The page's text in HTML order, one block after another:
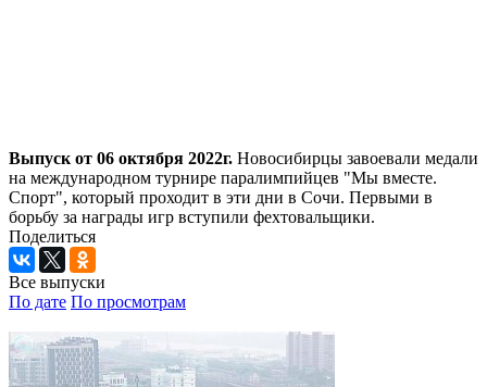
Выпуск от 06 октября 2022г. Новосибирцы завоевали медали
на международном турнире паралимпийцев "Мы вместе.
Спорт", который проходит в эти дни в Сочи. Первыми в
борьбу за награды игр вступили фехтовальщики.
Поделиться
Все выпуски
По дате По просмотрам